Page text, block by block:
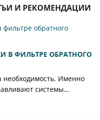
И РЕКОМЕНДАЦИИ
В ФИЛЬТРЕ ОБРАТНОГО
необходимость. Именно
системы
жёсткости и даже